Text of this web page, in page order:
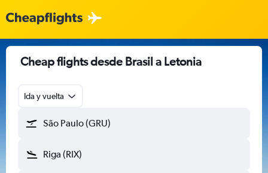
Cheap flights desde Brasil a Letonia
Ida y vuelta
São Paulo (GRU)
Riga (RIX)